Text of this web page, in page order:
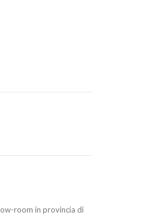
room in provincia di